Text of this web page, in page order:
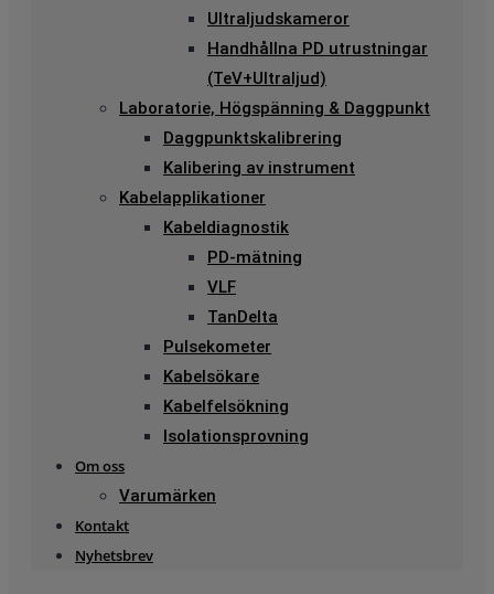
Ultraljudskameror
Handhållna PD utrustningar
(TeV+Ultraljud)
Laboratorie, Högspänning & Daggpunkt
Daggpunktskalibrering
Kalibering av instrument
Kabelapplikationer
Kabeldiagnostik
PD-mätning
VLF
TanDelta
Pulsekometer
Kabelsökare
Kabelfelsökning
Isolationsprovning
Om oss
Varumärken
Kontakt
Nyhetsbrev